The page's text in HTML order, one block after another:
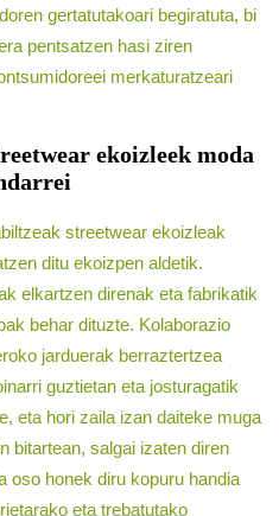
gertatutakoari begiratuta, bi
pentsatzen hasi ziren
merkaturatzeari
ekoizleek moda
streetwear ekoizleak
ditu ekoizpen aldetik.
elkartzen direnak eta fabrikatik
behar dituzte. Kolaborazio
jarduerak berraztertzea
guztietan eta josturagatik
eta hori zaila izan daiteke muga
bitartean, salgai izaten diren
oso honek diru kopuru handia
eta trebatutako